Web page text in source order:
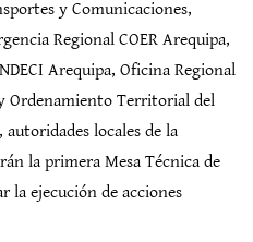
y Comunicaciones,
Regional COER Arequipa,
Arequipa, Oficina Regional
Ordenamiento Territorial del
locales de la
la primera Mesa Técnica de
la ejecución de acciones